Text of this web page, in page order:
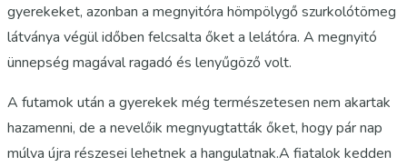
gyerekeket, azonban a megnyitóra hömpölygő szurkolótömeg
látványa végül időben felcsalta őket a lelátóra. A megnyitó
ünnepség magával ragadó és lenyűgöző volt.
A futamok után a gyerekek még természetesen nem akartak
hazamenni, de a nevelőik megnyugtatták őket, hogy pár nap
múlva újra részesei lehetnek a hangulatnak.A fiatalok kedden